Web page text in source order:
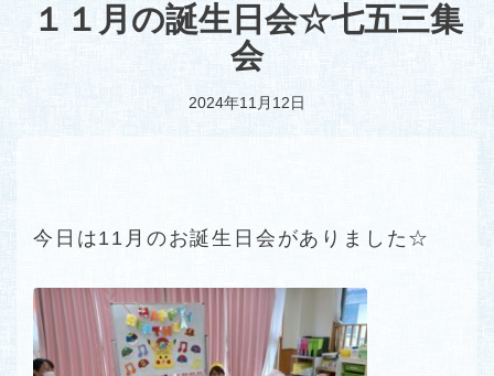
１１月の誕生日会☆七五三集
会
2024年11月12日
今日は11月のお誕生日会がありました☆